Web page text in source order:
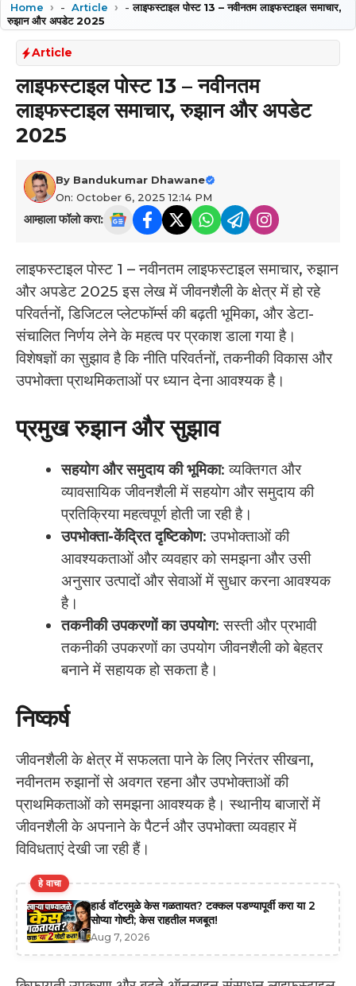
Home - Article -लाइफस्टाइल पोस्ट 13 – नवीनतम लाइफस्टाइल समाचार,
रुझान और अपडेट 2025
Article
लाइफस्टाइल पोस्ट 13 – नवीनतम
लाइफस्टाइल समाचार, रुझान और अपडेट
2025
By Bandukumar Dhawane
On: October 6, 2025 12:14 PM
आम्हाला फॉलो करा:
लाइफस्टाइल पोस्ट 1 – नवीनतम लाइफस्टाइल समाचार, रुझान
और अपडेट 2025 इस लेख में जीवनशैली के क्षेत्र में हो रहे
परिवर्तनों, डिजिटल प्लेटफॉर्म्स की बढ़ती भूमिका, और डेटा-
संचालित निर्णय लेने के महत्व पर प्रकाश डाला गया है।
विशेषज्ञों का सुझाव है कि नीति परिवर्तनों, तकनीकी विकास और
उपभोक्ता प्राथमिकताओं पर ध्यान देना आवश्यक है।
प्रमुख रुझान और सुझाव
सहयोग और समुदाय की भूमिका: व्यक्तिगत और
व्यावसायिक जीवनशैली में सहयोग और समुदाय की
प्रतिक्रिया महत्वपूर्ण होती जा रही है।
उपभोक्ता-केंद्रित दृष्टिकोण: उपभोक्ताओं की
आवश्यकताओं और व्यवहार को समझना और उसी
अनुसार उत्पादों और सेवाओं में सुधार करना आवश्यक
है।
तकनीकी उपकरणों का उपयोग: सस्ती और प्रभावी
तकनीकी उपकरणों का उपयोग जीवनशैली को बेहतर
बनाने में सहायक हो सकता है।
निष्कर्ष
जीवनशैली के क्षेत्र में सफलता पाने के लिए निरंतर सीखना,
नवीनतम रुझानों से अवगत रहना और उपभोक्ताओं की
प्राथमिकताओं को समझना आवश्यक है। स्थानीय बाजारों में
जीवनशैली के अपनाने के पैटर्न और उपभोक्ता व्यवहार में
विविधताएं देखी जा रही हैं।
हे वाचा
हार्ड वॉटरमुळे केस गळतायत? टक्कल पडण्यापूर्वी करा या 2
सोप्या गोष्टी; केस राहतील मजबूत!
Aug 7, 2026